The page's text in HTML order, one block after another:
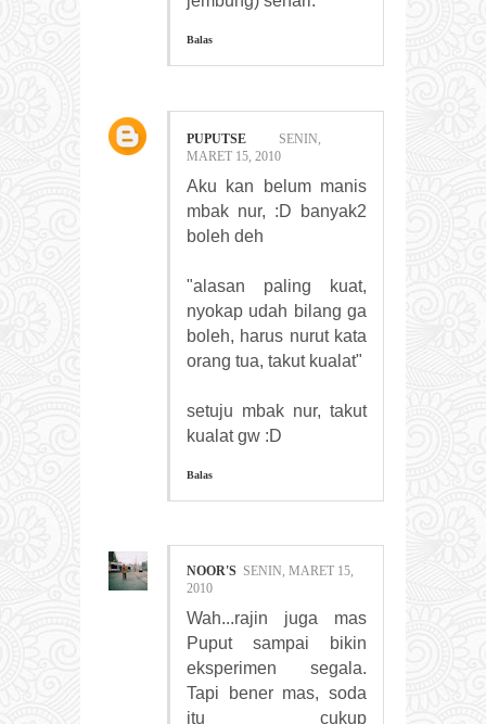
Balas
PUPUTSE
SENIN,
MARET 15, 2010
Aku kan belum manis
mbak nur, :D banyak2
boleh deh
"alasan paling kuat,
nyokap udah bilang ga
boleh, harus nurut kata
orang tua, takut kualat"
setuju mbak nur, takut
kualat gw :D
Balas
NOOR'S SENIN, MARET 15,
2010
Wah...rajin juga mas
Puput sampai bikin
eksperimen segala.
Tapi bener mas, soda
itu cukup